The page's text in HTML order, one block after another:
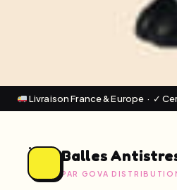
Livraison France & Europe · ✓
Balles
PAR GOVA